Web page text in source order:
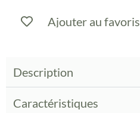
ghost
Ajouter au favoris
Description
Caractéristiques